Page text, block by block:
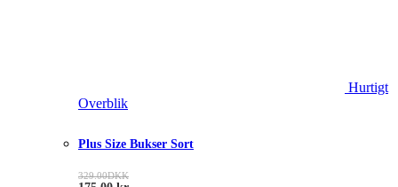
Hurtigt
Overblik
Plus Size Bukser Sort
329.00DKK